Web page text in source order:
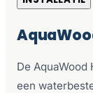
De
een